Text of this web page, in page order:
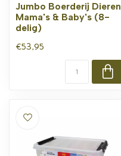
Jumbo Boerderij Dieren
Mama's & Baby's (8-
delig)
€53,95